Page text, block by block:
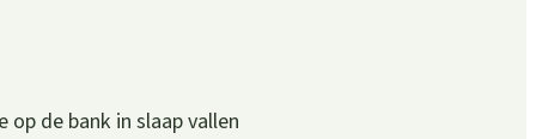
op de bank in slaap vallen